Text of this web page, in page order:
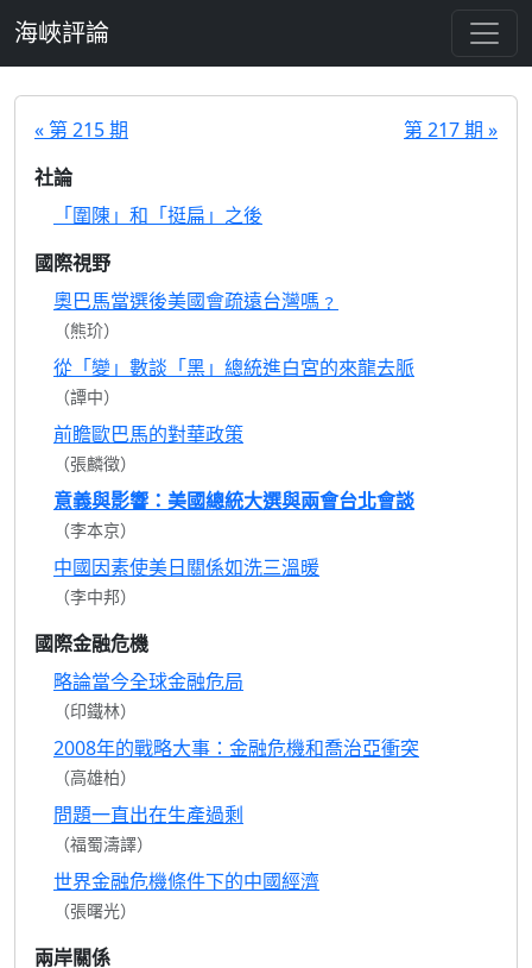
海峽評論
« 第 215 期
第 217 期 »
社論
「圍陳」和「挺扁」之後
國際視野
奧巴馬當選後美國會疏遠台灣嗎﹖
（熊玠）
從「變」數談「黑」總統進白宮的來龍去脈
（譚中）
前瞻歐巴馬的對華政策
（張麟徵）
意義與影響：美國總統大選與兩會台北會談
（李本京）
中國因素使美日關係如洗三溫暖
（李中邦）
國際金融危機
略論當今全球金融危局
（印鐵林）
2008年的戰略大事：金融危機和喬治亞衝突
（高雄柏）
問題一直出在生產過剩
（福蜀濤譯）
世界金融危機條件下的中國經濟
（張曙光）
兩岸關係